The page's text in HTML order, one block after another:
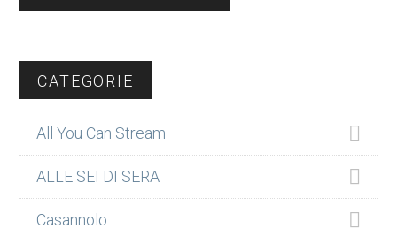
CATEGORIE
All You Can Stream
ALLE SEI DI SERA
Casannolo